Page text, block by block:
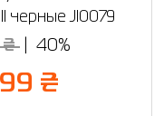
черные JI0079
₴ 40%
₴